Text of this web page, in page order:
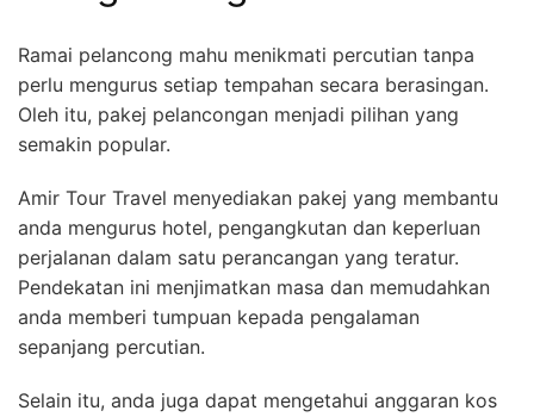
Ramai pelancong mahu menikmati percutian tanpa
perlu mengurus setiap tempahan secara berasingan.
Oleh itu, pakej pelancongan menjadi pilihan yang
semakin popular.
Amir Tour Travel menyediakan pakej yang membantu
anda mengurus hotel, pengangkutan dan keperluan
perjalanan dalam satu perancangan yang teratur.
Pendekatan ini menjimatkan masa dan memudahkan
anda memberi tumpuan kepada pengalaman
sepanjang percutian.
Selain itu, anda juga dapat mengetahui anggaran kos